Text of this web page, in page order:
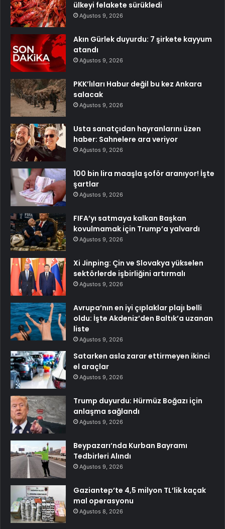
ülkeyi felakete sürükledi
Ağustos 9, 2026
Akın Gürlek duyurdu: 7 şirkete kayyum
atandı
Ağustos 9, 2026
PKK’lıları Habur değil bu kez Ankara
salacak
Ağustos 9, 2026
Usta sanatçıdan hayranlarını üzen
haber: Sahnelere ara veriyor
Ağustos 9, 2026
100 bin lira maaşla şoför aranıyor! İşte
şartlar
Ağustos 9, 2026
FIFA’yı satmaya kalkan Başkan
kovulmamak için Trump’a yalvardı
Ağustos 9, 2026
Xi Jinping: Çin ve Slovakya yükselen
sektörlerde işbirliğini artırmalı
Ağustos 9, 2026
Avrupa’nın en iyi çıplaklar plajı belli
oldu: İşte Akdeniz’den Baltık’a uzanan
liste
Ağustos 9, 2026
Satarken asla zarar ettirmeyen ikinci
el araçlar
Ağustos 9, 2026
Trump duyurdu: Hürmüz Boğazı için
anlaşma sağlandı
Ağustos 9, 2026
Beypazarı’nda Kurban Bayramı
Tedbirleri Alındı
Ağustos 9, 2026
Gaziantep’te 4,5 milyon TL’lik kaçak
mal operasyonu
Ağustos 8, 2026